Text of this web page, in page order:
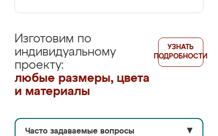
Изготовим по
индивидуальному
проекту:
любые размеры, цвета
и материалы
УЗНАТЬ
ПОДРОБНОСТИ
Часто задаваемые вопросы ▼